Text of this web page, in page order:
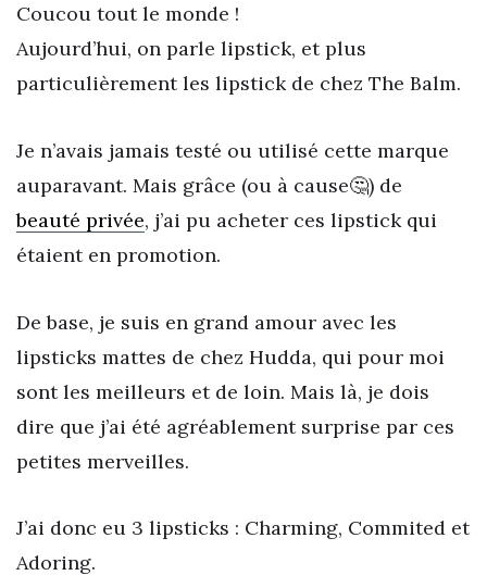
Coucou tout le monde !
Aujourd’hui, on parle lipstick, et plus
particulièrement les lipstick de chez The Balm.
Je n’avais jamais testé ou utilisé cette marque
auparavant. Mais grâce (ou à cause🤔) de
beauté privée, j’ai pu acheter ces lipstick qui
étaient en promotion.
De base, je suis en grand amour avec les
lipsticks mattes de chez Hudda, qui pour moi
sont les meilleurs et de loin. Mais là, je dois
dire que j’ai été agréablement surprise par ces
petites merveilles.
J’ai donc eu 3 lipsticks : Charming, Commited et
Adoring.